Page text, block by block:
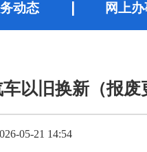
动态 网上
以旧换新（报
05-21 14:54